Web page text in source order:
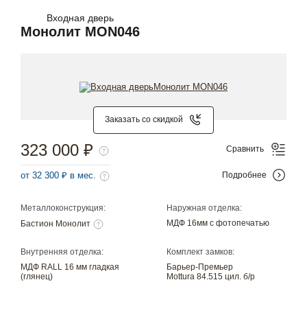
Входная дверь
Монолит MON046
Заказать со скидкой
Металлоконструкция:
Бастион Монолит
Наружная отделка:
МДФ 16мм с фотопечатью
Внутренняя отделка:
МДФ RALL 16 мм гладкая
(глянец)
Комплект замков:
Барьер-Премьер
Mottura 84.515 цил. б/р
323 000 ₽
от 32 300 ₽ в мес.
Сравнить
Подробнее